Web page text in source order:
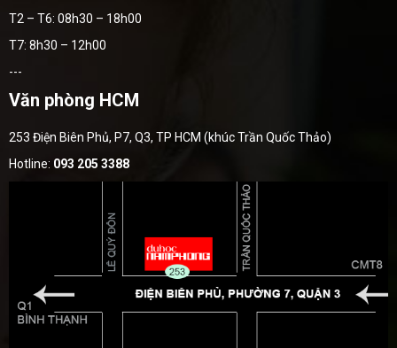
T2 – T6: 08h30 – 18h00
T7: 8h30 – 12h00
---
Văn phòng HCM
253 Điện Biên Phủ, P7, Q3, TP HCM (khúc Trần Quốc Thảo)
Hotline: 093 205 3388